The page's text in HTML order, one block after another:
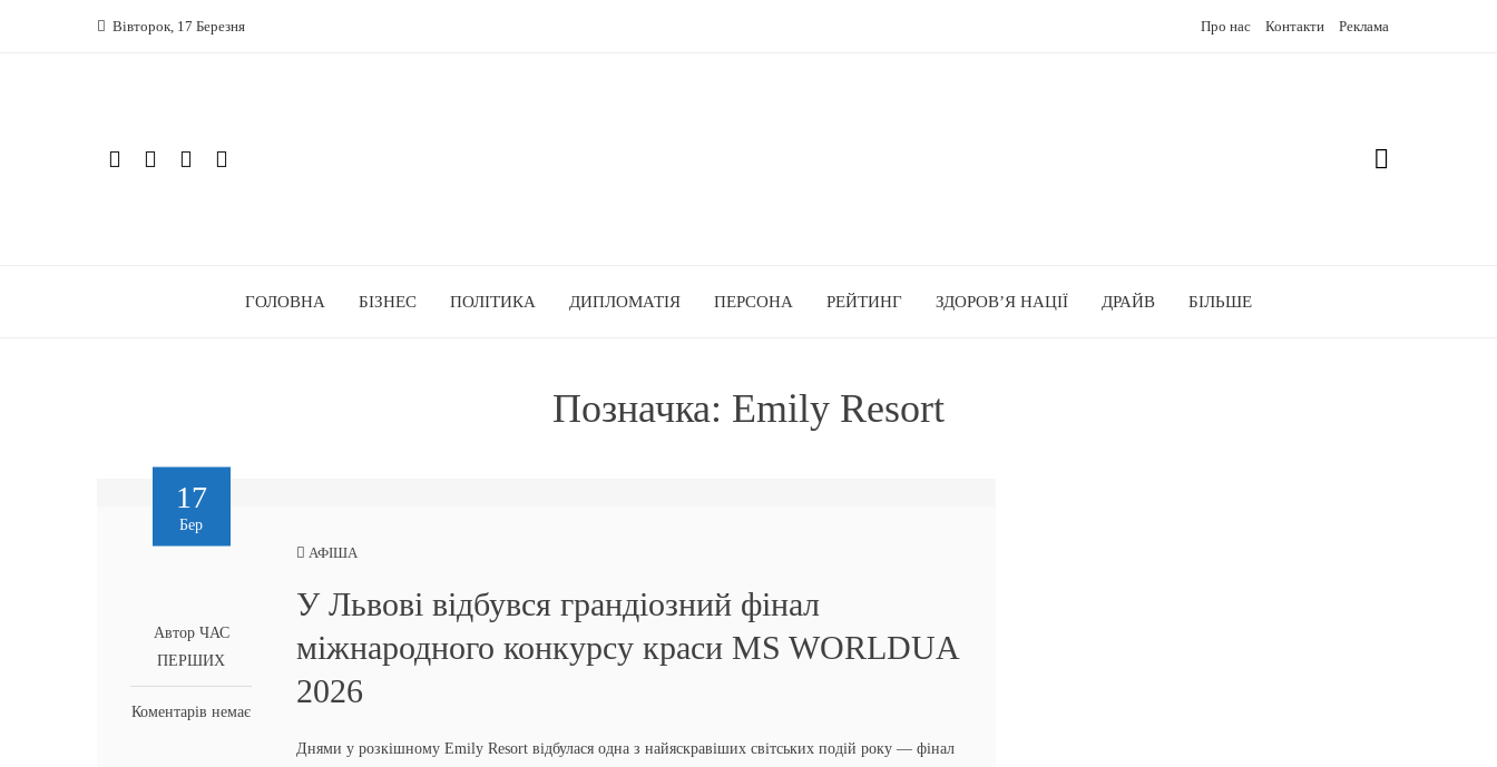
Вівторок, 17 Березня Про нас Контакти Реклама
ГОЛОВНА БІЗНЕС ПОЛІТИКА ДИПЛОМАТІЯ ПЕРСОНА РЕЙТИНГ ЗДОРОВ’Я НАЦІЇ ДРАЙВ БІЛЬШЕ
Позначка: Emily Resort
17
Бер
Автор ЧАС
ПЕРШИХ
Коментарів немає
АФІША
У Львові відбувся грандіозний фінал
міжнародного конкурсу краси MS WORLDUA
2026
Днями у розкішному Emily Resort відбулася одна з найяскравіших світських подій року — фінал